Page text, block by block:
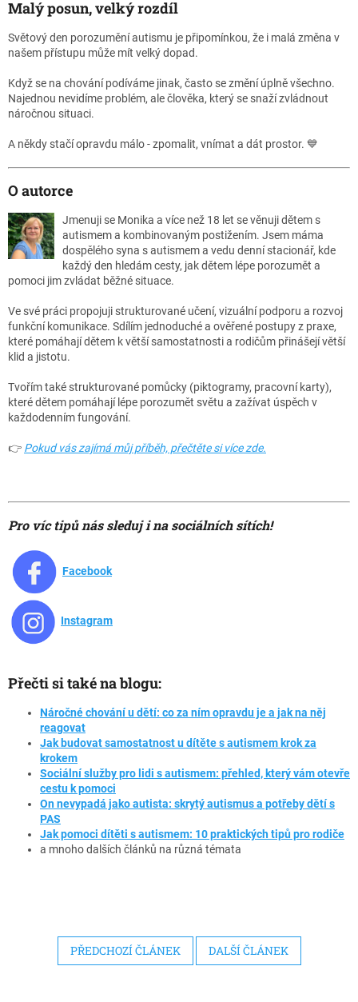
Malý posun, velký rozdíl
Světový den porozumění autismu je připomínkou, že i malá změna v
našem přístupu může mít velký dopad.
Když se na chování podíváme jinak, často se změní úplně všechno.
Najednou nevidíme problém, ale člověka, který se snaží zvládnout
náročnou situaci.
A někdy stačí opravdu málo - zpomalit, vnímat a dát prostor. 💙
O autorce
Jmenuji se Monika a více než 18 let se věnuji dětem s
autismem a kombinovaným postižením. Jsem máma
dospělého syna s autismem a vedu denní stacionář, kde
každý den hledám cesty, jak dětem lépe porozumět a
pomoci jim zvládat běžné situace.
Ve své práci propojuji strukturované učení, vizuální podporu a rozvoj
funkční komunikace. Sdílím jednoduché a ověřené postupy z praxe,
které pomáhají dětem k větší samostatnosti a rodičům přinášejí větší
klid a jistotu.
Tvořím také strukturované pomůcky (piktogramy, pracovní karty),
které dětem pomáhají lépe porozumět světu a zažívat úspěch v
každodenním fungování.
👉 Pokud vás zajímá můj příběh, přečtěte si více zde.
Pro víc tipů nás sleduj i na sociálních sítích!
Facebook
Instagram
Přečti si také na blogu:
Náročné chování u dětí: co za ním opravdu je a jak na něj
reagovat
Jak budovat samostatnost u dítěte s autismem krok za
krokem
Sociální služby pro lidi s autismem: přehled, který vám otevře
cestu k pomoci
On nevypadá jako autista: skrytý autismus a potřeby dětí s
PAS
Jak pomoci dítěti s autismem: 10 praktických tipů pro rodiče
a mnoho dalších článků na různá témata
PŘEDCHOZÍ ČLÁNEK DALŠÍ ČLÁNEK